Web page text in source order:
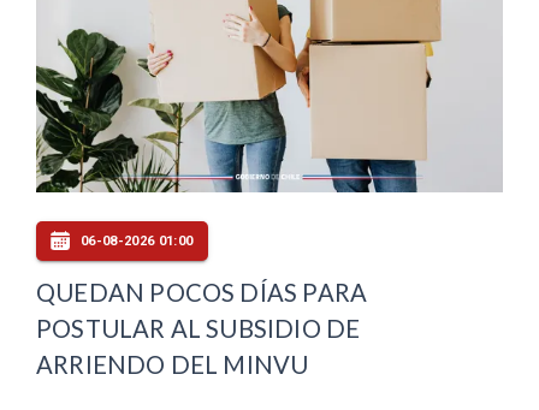
06-08-2026 01:00
QUEDAN POCOS DÍAS PARA
POSTULAR AL SUBSIDIO DE
ARRIENDO DEL MINVU